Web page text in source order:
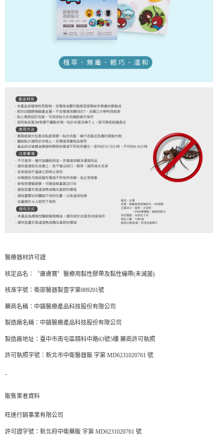
醫療器材許可證
核定品名：〝康膚寶〞醫療用黏性膠帶及黏性繃帶(未滅菌)
核准字號：衛部醫器製壹字第009201號
藥商名稱：中鎮醫療產品科技股份有限公司
製造廠名稱：中鎮醫療產品科技股份有限公司
製造廠地址：臺中市南屯區精科中路63號5樓 藥商許可執照
許可執照字號：新北市中衛醫器販 字第 MD6231020761 號
-
販售業者資料
旺達行銷事業有限公司
許可證字號：新北府中衛藥販 字第 MD6231020761 號